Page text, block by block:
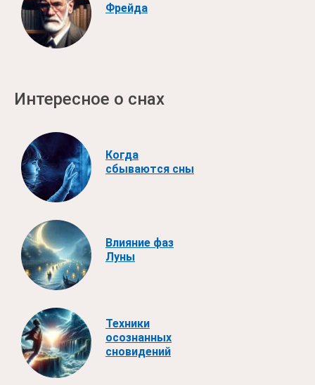
Фрейда
Интересное о снах
Когда
сбываются сны
Влияние фаз
Луны
Техники
осознанных
сновидений